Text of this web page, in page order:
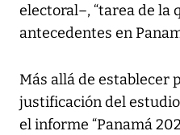
electoral–, “tarea de la
antecedentes en
Más allá de establecer
justificación del
el informe “Panamá